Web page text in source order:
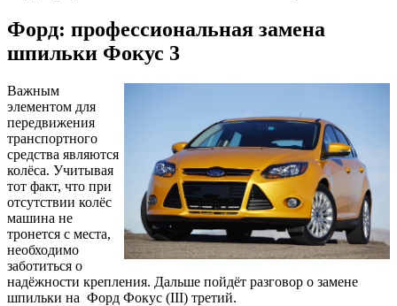
Форд: профессиональная замена
шпильки Фокус 3
Важным
элементом для
передвижения
транспортного
средства являются
колёса. Учитывая
тот факт, что при
отсутствии колёс
машина не
тронется с места,
необходимо
заботиться о
надёжности крепления. Дальше пойдёт разговор о замене
шпильки на Форд Фокус (III) третий.